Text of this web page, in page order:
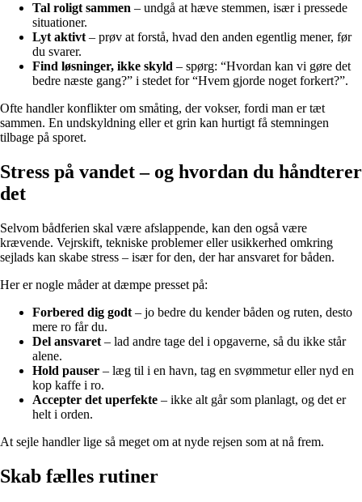
Tal roligt sammen – undgå at hæve stemmen, især i pressede
situationer.
Lyt aktivt – prøv at forstå, hvad den anden egentlig mener, før
du svarer.
Find løsninger, ikke skyld – spørg: “Hvordan kan vi gøre det
bedre næste gang?” i stedet for “Hvem gjorde noget forkert?”.
Ofte handler konflikter om småting, der vokser, fordi man er tæt
sammen. En undskyldning eller et grin kan hurtigt få stemningen
tilbage på sporet.
Stress på vandet – og hvordan du håndterer
det
Selvom bådferien skal være afslappende, kan den også være
krævende. Vejrskift, tekniske problemer eller usikkerhed omkring
sejlads kan skabe stress – især for den, der har ansvaret for båden.
Her er nogle måder at dæmpe presset på:
Forbered dig godt – jo bedre du kender båden og ruten, desto
mere ro får du.
Del ansvaret – lad andre tage del i opgaverne, så du ikke står
alene.
Hold pauser – læg til i en havn, tag en svømmetur eller nyd en
kop kaffe i ro.
Accepter det uperfekte – ikke alt går som planlagt, og det er
helt i orden.
At sejle handler lige så meget om at nyde rejsen som at nå frem.
Skab fælles rutiner